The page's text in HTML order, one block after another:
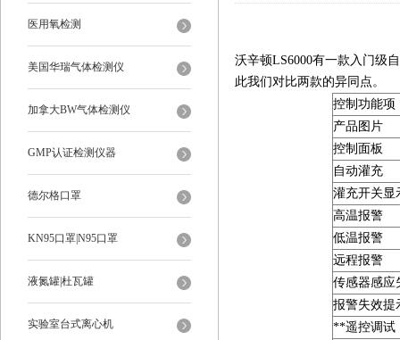
医用氧检测
美国华瑞气体检测仪
加拿大BW气体检测仪
GMP认证检测仪器
德尔格口罩
KN95口罩|N95口罩
液氮罐|杜瓦罐
实验室台式离心机
沃辛顿LS6000有一款入门级
此我们对比两款的异同点。
控制功能项
产品图片
控制面板
自动灌充
灌充开关显
高温报警
低温报警
远程报警
传感器感应
报警失效提
**遥控调试